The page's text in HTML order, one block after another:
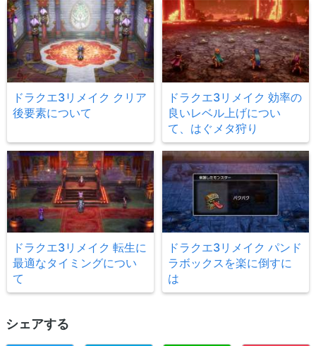
ドラクエ3リメイク クリア
後要素について
ドラクエ3リメイク 効率の
良いレベル上げについ
て、はぐメタ狩り
ドラクエ3リメイク 転生に
最適なタイミングについ
て
ドラクエ3リメイク パンド
ラボックスを楽に倒すに
は
シェアする